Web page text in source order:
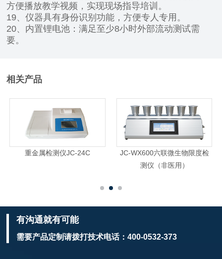
方便播放教学视频，实现现场指导培训。
19、仪器具有身份识别功能，方便专人专用。
20、内置锂电池：满足至少8小时外部流动测试需
要。
相关产品
重金属检测仪JC-24C
JC-WX600六联微生物限度检
测仪（非医用）
有沟通就有可能
需要产品定制请拨打技术电话：400-0532-373